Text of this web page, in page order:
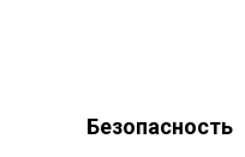
Безопасность